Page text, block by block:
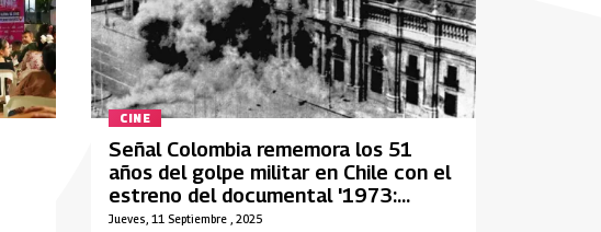
CINE
Jueves, 11 Septiembre , 2025
Señal Colombia rememora los 51
años del golpe militar en Chile con el
estreno del documental '1973:
Bombardeo al Palacio de La Moneda'